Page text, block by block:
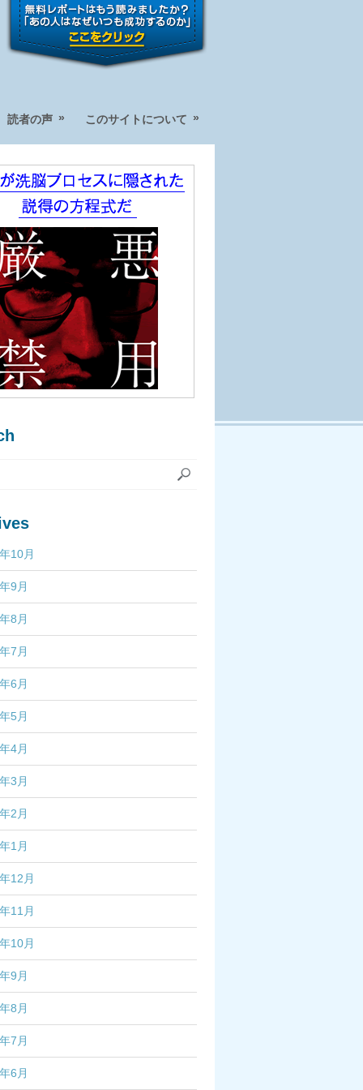
読者の声 » このサイトについて »
10月
9月
8月
7月
6月
5月
4月
3月
2月
1月
12月
11月
10月
9月
8月
7月
6月